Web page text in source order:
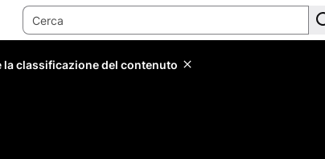
classificazione del contenuto